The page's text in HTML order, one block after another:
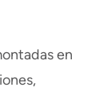
en